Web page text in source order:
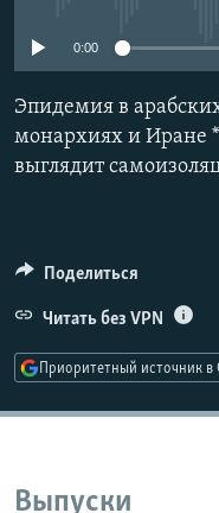
СОЦИАЛЬНЫЕ СЕТИ
Все сайты РСЕ/РС
0:00
Эпидемия в
монархиях и Иране
выглядит
Поделиться
Читать без VPN
Приоритетный источник в
Выпуски